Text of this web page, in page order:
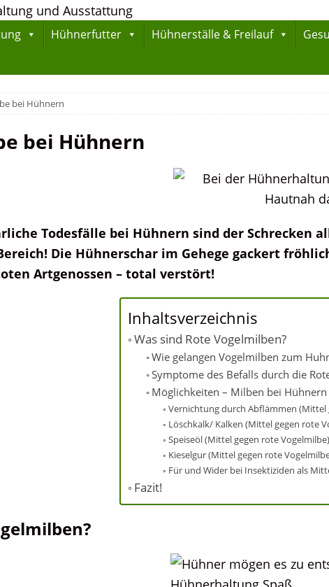
Hühnerfutter Hühnerställe & Freilauf
bei Hühnern
bei Hühnern
Todesfälle bei Hühnern sind der
Die Hühnerschar im Gehege gackert
Artgenossen – total verstört!
Inhaltsverzeichnis
Was sind Rote Vogelmilben?
Wie gelangen Vogelmilben zum
Symptome des Befalls durch die
Möglichkeiten – Milben bei
Vernichtung durch Abflämmen (Mittel
Löschkalk/ Kalken (Mittel gegen rote
Speiseöl (Mittel gegen rote Vogelmilbe)
Kieselgur (Mittel gegen rote
Für und Wider bei Insektiziden als
Fazit!